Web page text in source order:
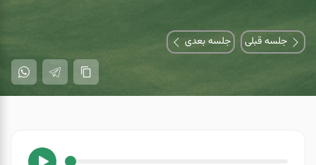
جلسه قبلی جلسه بعدی